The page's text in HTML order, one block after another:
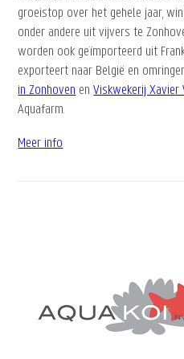
groeistop over het gehele jaar,
onder andere uit vijvers te
worden ook geïmporteerd uit
exporteert naar België en
in Zonhoven enViskwekerij Xavier
Aquafarm.
Meer info